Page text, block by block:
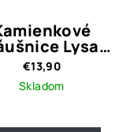
Lysa
Blue
€13,90
Skladom